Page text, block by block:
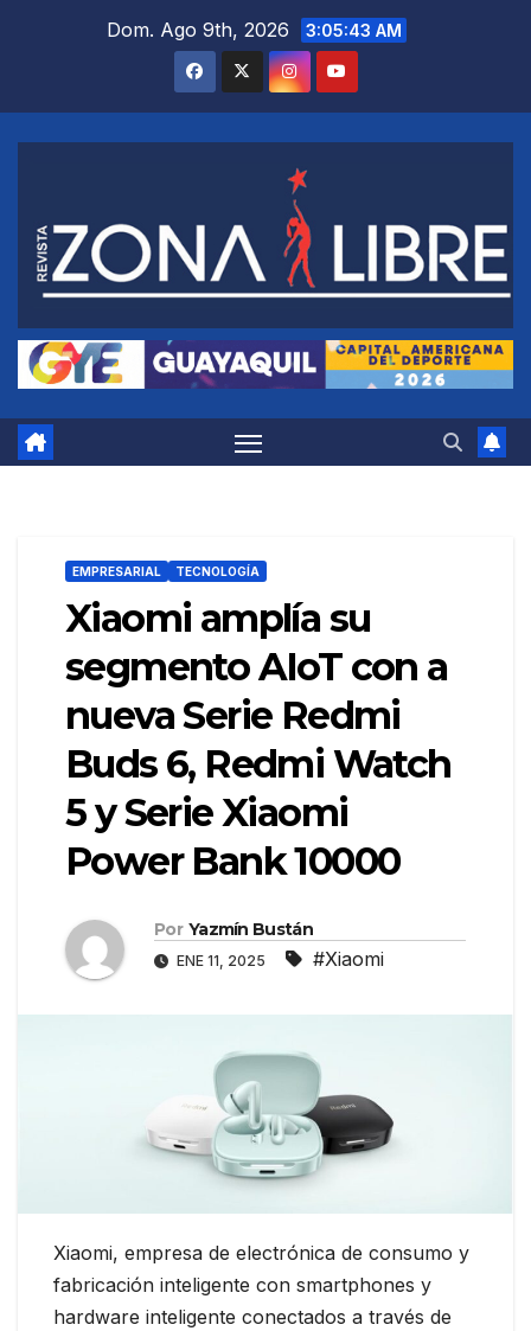
Dom. Ago 9th, 2026 3:05:44 AM
EMPRESARIAL TECNOLOGÍA
Xiaomi amplía su
segmento AIoT con a
nueva Serie Redmi
Buds 6, Redmi Watch
5 y Serie Xiaomi
Power Bank 10000
Por Yazmín Bustán
ENE 11, 2025 #Xiaomi
Xiaomi, empresa de electrónica de consumo y
fabricación inteligente con smartphones y
hardware inteligente conectados a través de